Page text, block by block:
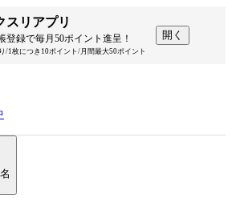
スリアプリ
登録で毎月50ポイント進呈！
/1枚につき10ポイント/月間最大50ポイント
開く
間を短く！
間を短く！